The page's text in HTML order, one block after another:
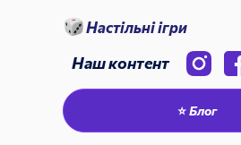
Настільні ігри
Наш контент
⭐ Блог